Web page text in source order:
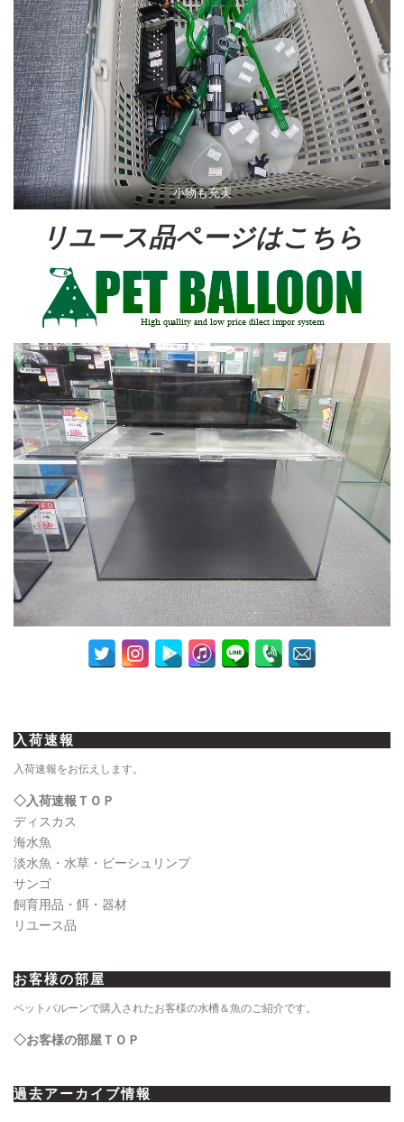
小物も充実
リユース品ページはこちら
入荷速報
入荷速報をお伝えします。
◇入荷速報ＴＯＰ
ディスカス
海水魚
淡水魚・水草・ビーシュリンプ
サンゴ
飼育用品・餌・器材
リユース品
お客様の部屋
ペットバルーンで購入されたお客様の水槽＆魚のご紹介です。
◇お客様の部屋ＴＯＰ
過去アーカイブ情報